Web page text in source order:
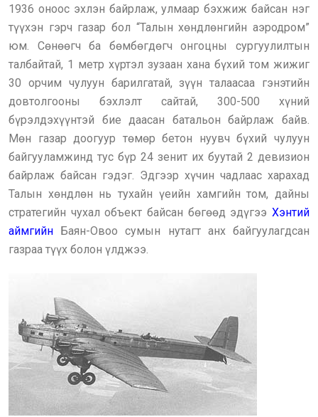
1936 оноос эхлэн байрлаж, улмаар бэхжиж байсан нэг
түүхэн гэрч газар бол “Талын хөндлөнгийн аэродром”
юм. Сөнөөгч ба бөмбөгдөгч онгоцны сургуулилтын
талбайтай, 1 метр хүртэл зузаан хана бүхий том жижиг
30 орчим чулуун барилгатай, зүүн талаасаа гэнэтийн
довтолгооны бэхлэлт сайтай, 300-500 хүний
бүрэлдэхүүнтэй бие даасан батальон байрлаж байв.
Мөн газар доогуур төмөр бетон нуувч бүхий чулуун
байгууламжинд тус бүр 24 зенит их буутай 2 девизион
байрлаж байсан гэдэг. Эдгээр хүчин чадлаас харахад
Талын хөндлөн нь тухайн үеийн хамгийн том, дайны
стратегийн чухал объект байсан бөгөөд эдүгээ Хэнтий
аймгийн Баян-Овоо сумын нутагт анх байгуулагдсан
газраа түүх болон үлджээ.